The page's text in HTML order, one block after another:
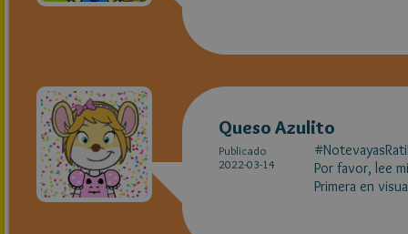
Queso Azulito
Publicado
2022-03-14
Por favor, lee
Primera en